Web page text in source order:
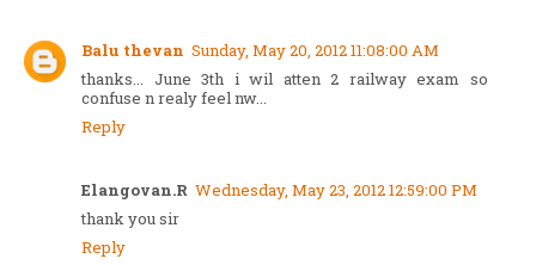
Balu thevan Sunday, May 20, 2012 11:08:00 AM
thanks... June 3th i wil atten 2 railway exam so
confuse n realy feel nw...
Reply
Elangovan.R Wednesday, May 23, 2012 12:59:00 PM
thank you sir
Reply